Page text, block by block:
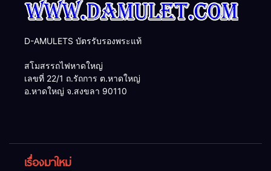
D-AMULETS บัตรรับรองพระแท้
สโมสรรถไฟหาดใหญ่
เลขที่ 22/1 ถ.รัถการ ต.หาดใหญ่
อ.หาดใหญ่ จ.สงขลา 90110
เรื่องมาใหม่